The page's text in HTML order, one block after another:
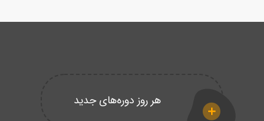
هر روز دوره‌های جدید